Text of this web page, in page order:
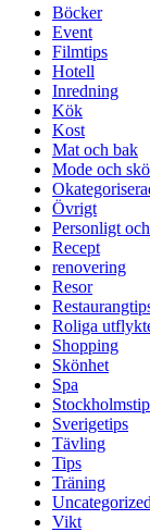
Böcker
Event
Filmtips
Hotell
Inredning
Kök
Kost
Mat och bak
Mode och
Övrigt
Personligt
Recept
renovering
Resor
Roliga
Shopping
Skönhet
Spa
Sverigetips
Tävling
Tips
Träning
Uncategorized
Vikt